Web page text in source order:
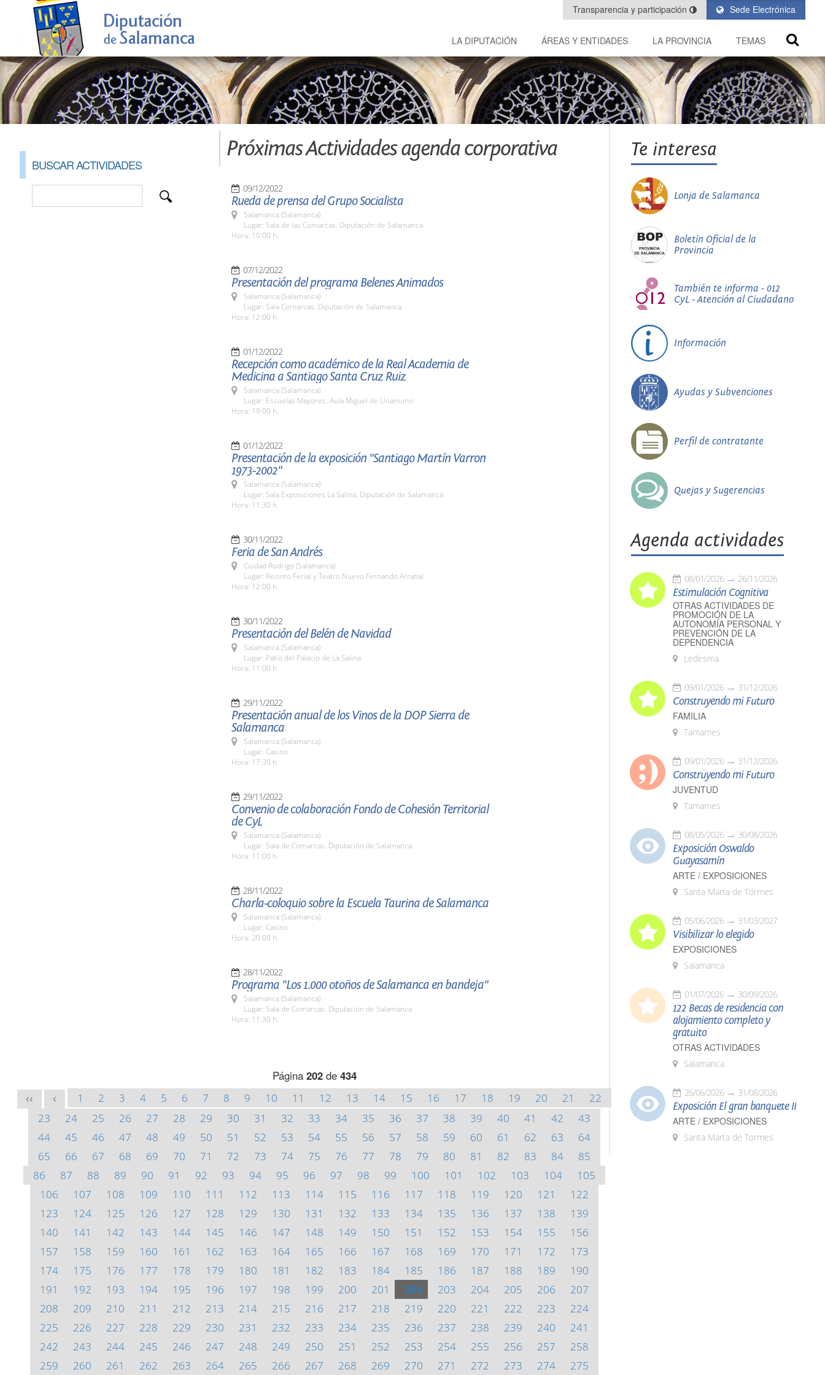
Sede Electrónica
Transparencia y participación
LA DIPUTACIÓN ÁREAS Y ENTIDADES LA PROVINCIA TEMAS
BUSCAR ACTIVIDADES
Próximas Actividades agenda corporativa
09/12/2022
Rueda de prensa del Grupo Socialista
Salamanca (Salamanca)
Lugar: Sala de las Comarcas. Diputación de Salamanca
Hora: 10:00 h.
07/12/2022
Presentación del programa Belenes Animados
Salamanca (Salamanca)
Lugar: Sala Comarcas. Diputación de Salamanca
Hora: 12:00 h.
01/12/2022
Recepción como académico de la Real Academia de
Medicina a Santiago Santa Cruz Ruiz
Salamanca (Salamanca)
Lugar: Escuelas Mayores. Aula Miguel de Unamuno
Hora: 19:00 h.
01/12/2022
Presentación de la exposición "Santiago Martín Varron
1973-2002"
Salamanca (Salamanca)
Lugar: Sala Exposiciones La Salina. Diputación de Salamanca
Hora: 11:30 h.
30/11/2022
Feria de San Andrés
Ciudad Rodrigo (Salamanca)
Lugar: Recinto Ferial y Teatro Nuevo Fernando Arrabal
Hora: 12:00 h.
30/11/2022
Presentación del Belén de Navidad
Salamanca (Salamanca)
Lugar: Patio del Palacio de La Salina
Hora: 11:00 h.
29/11/2022
Presentación anual de los Vinos de la DOP Sierra de
Salamanca
Salamanca (Salamanca)
Lugar: Casino
Hora: 17:30 h.
29/11/2022
Convenio de colaboración Fondo de Cohesión Territorial
de CyL
Salamanca (Salamanca)
Lugar: Sala de Comarcas. Diputación de Salamanca
Hora: 11:00 h.
28/11/2022
Charla-coloquio sobre la Escuela Taurina de Salamanca
Salamanca (Salamanca)
Lugar: Casino
Hora: 20:00 h.
28/11/2022
Programa "Los 1.000 otoños de Salamanca en bandeja"
Salamanca (Salamanca)
Lugar: Sala de Comarcas. Diputación de Salamanca
Hora: 11:30 h.
Página 202de 434
<< < 1 2 3 4 5 6 7 8 9 10 11 12 13 14 15 16 17 18 19 20 21
22
23
24 25 26 27 28 29 30 31 32 33 34 35 36 37 38 39 40 41 42
43
44
45 46 47 48 49 50 51 52 53 54 55 56 57 58 59 60 61 62 63
64
65
66 67 68 69 70 71 72 73 74 75 76 77 78 79 80 81 82 83 84
85
86
87 88 89 90 91 92 93 94 95 96 97 98 99 100 101 102 103 104
105
106
107 108 109 110 111 112 113 114 115 116 117 118 119 120 121
122
123
124 125 126 127 128 129 130 131 132 133 134 135 136 137 138
139
140
141 142 143 144 145 146 147 148 149 150 151 152 153 154 155
156
157
158 159 160 161 162 163 164 165 166 167 168 169 170 171 172
173
174
175 176 177 178 179 180 181 182 183 184 185 186 187 188 189
190
191
192 193 194 195 196 197 198 199 200 201 202 203 204 205 206
207
208
209 210 211 212 213 214 215 216 217 218 219 220 221 222 223
224
225
226 227 228 229 230 231 232 233 234 235 236 237 238 239 240
241
242
243 244 245 246 247 248 249 250 251 252 253 254 255 256 257
258
259
260 261 262 263 264 265 266 267 268 269 270 271 272 273 274 275
Te interesa
Lonja de Salamanca
Boletín Oficial de la
Provincia
También te informa - 012
CyL - Atención al Ciudadano
Información
Ayudas y Subvenciones
Perfil de contratante
Quejas y Sugerencias
Agenda actividades
08/01/2026 26/11/2026
Estimulación Cognitiva
OTRAS ACTIVIDADES DE
PROMOCIÓN DE LA
AUTONOMÍA PERSONAL Y
PREVENCIÓN DE LA
DEPENDENCIA
Ledesma
09/01/2026 31/12/2026
Construyendo mi Futuro
FAMILIA
Tamames
09/01/2026 31/12/2026
Construyendo mi Futuro
JUVENTUD
Tamames
08/05/2026 30/08/2026
Exposición Oswaldo
Guayasamín
ARTE / EXPOSICIONES
Santa Marta de Tormes
05/06/2026 31/03/2027
Visibilizar lo elegido
EXPOSICIONES
Salamanca
01/07/2026 30/09/2026
122 Becas de residencia con
alojamiento completo y
gratuito
OTRAS ACTIVIDADES
Salamanca
26/06/2026 31/08/2026
Exposición El gran banquete II
ARTE / EXPOSICIONES
Santa Marta de Tormes